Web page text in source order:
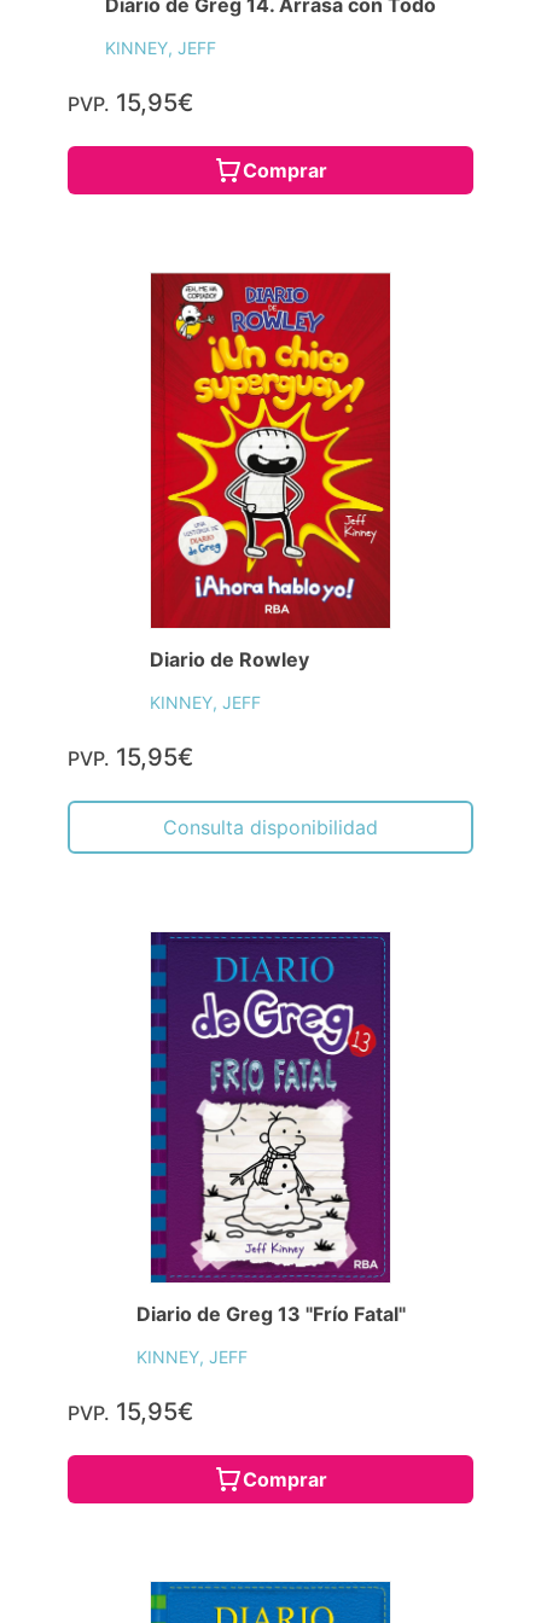
Diario de Greg 14. Arrasa con Todo
KINNEY, JEFF
PVP. 15,95€
Comprar
Diario de Rowley
KINNEY, JEFF
PVP. 15,95€
Consulta disponibilidad
Diario de Greg 13 "Frío Fatal"
KINNEY, JEFF
PVP. 15,95€
Comprar